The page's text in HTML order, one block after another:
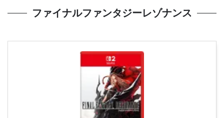
ファイナルファンタジーレゾナンス